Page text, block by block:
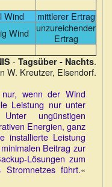
Wind
mittlerer Ertrag
Wind
unzureichender
Ertrag
- Tagsüber - Nachts.
W. Kreutzer, Elsendorf.
nur, wenn der Wind
Leistung nur unter
ungünstigen
Energien, ganz
installierte Leistung
Beitrag zur
Lösungen zum
Stromnetzes führt.«